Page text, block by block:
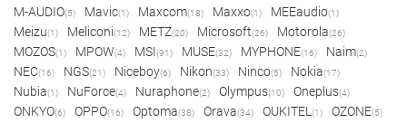
M-AUDIO(5) Mavic(1) Maxcom(18) Maxxo(1) MEEaudio(1)
Meizu(1) Meliconi(12) METZ(20) Microsoft(26) Motorola(26)
MOZOS(1) MPOW(4) MSI(91) MUSE(32) MYPHONE(16) Naim(2)
NEC(16) NGS(21) Niceboy(6) Nikon(33) Ninco(5) Nokia(17)
Nubia(1) NuForce(4) Nuraphone(2) Olympus(10) Oneplus(4)
ONKYO(6) OPPO(16) Optoma(38) Orava(34) OUKITEL (1) OZONE(5)